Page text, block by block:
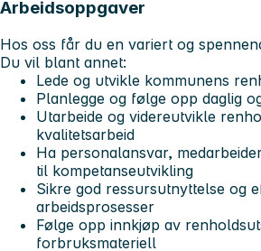
Arbeidsoppgaver
Hos oss får du en variert og
Du vil blant annet:
Lede og utvikle kommunens
Planlegge og følge opp daglig
Utarbeide og videreutvikle
kvalitetsarbeid
Ha personalansvar,
til kompetanseutvikling
Sikre god ressursutnyttelse og
arbeidsprosesser
Følge opp innkjøp av
forbruksmateriell